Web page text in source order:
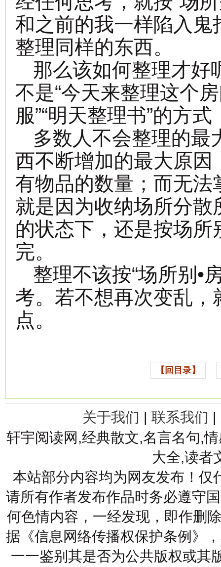
和之前的我一样陷入
整理同样的东西。
那么该如何整理才好
不是“今天来整理这个
服”“明天整理书”的方
多数人不会整理的最
西不断增加的最大原
有物品的数量；而无
就是因为收纳场所分
的状态下，还是按场
完。
整理不该按“场所别•
考。若不想再次变乱
点。
【回目录】
关于我们 | 联系我们 |
轩宇阅读网,经典散文,名言名句,
大全,读者
本站部分内容均为网友发布！仅
请所有作者发布作品时务必遵守
何色情内容，一经发现，即作删
据《信息网络传播权保护条例》
一一鉴别其是否为公共版权或其